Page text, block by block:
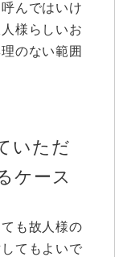
んではいけ
様らしいお
のない範囲
いただ
ケース
も故人様の
てもよいで